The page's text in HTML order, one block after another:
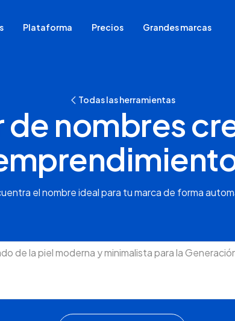
Migrar tu tienda de plataforma
Ya venden en redes sociales
Tienen tienda física
Venden en marketplaces
Plataforma Precios Grandes marcas
Todas las herramientas
nombres
el nombre ideal para tu marca de forma